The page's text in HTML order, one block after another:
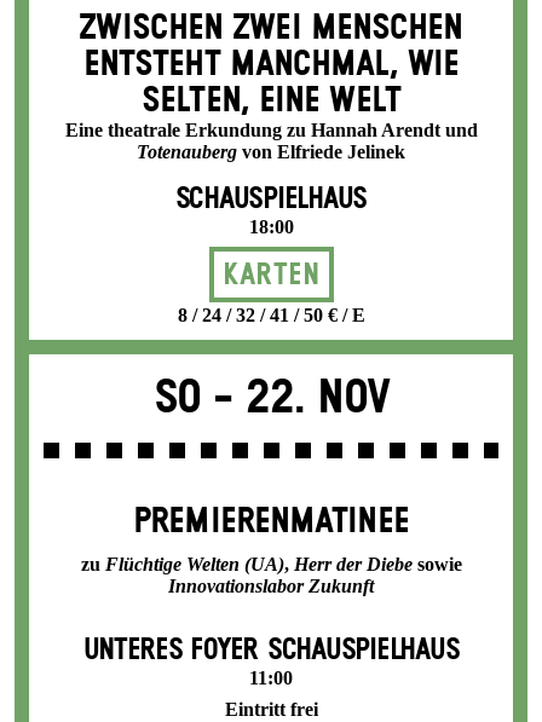
ZWISCHEN ZWEI MENSCHEN
ENT­STEHT MANCH­MAL, WIE
SELTEN, EINE WELT
Eine theatrale Erkundung zu Hannah Arendt und
Totenauberg von Elfriede Jelinek
SCHAUSPIELHAUS
18:00
Karten
8 / 24 / 32 / 41 / 50 € / E
So - 22. Nov
PREMIEREN­MATINEE
zu Flüchtige Welten (UA), Herr der Diebesowie
Innovations­labor Zukunft
UNTERES FOYER SCHAUSPIELHAUS
11:00
Eintritt frei